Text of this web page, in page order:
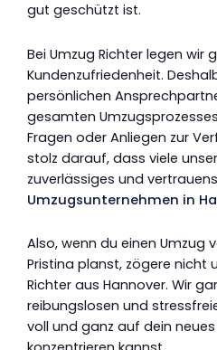
gut geschützt ist.
Bei Umzug Richter legen wir
Kundenzufriedenheit.
persönlichen
gesamten
Fragen oder Anliegen zur
stolz darauf, dass viele
zuverlässiges und
Umzugsunternehmen in
Also, wenn du einen Umzug
Pristina planst, zögere nicht
Richter aus Hannover. Wir
reibungslosen und
voll und ganz auf dein